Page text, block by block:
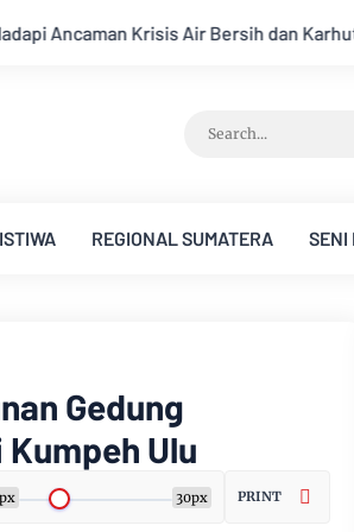
Sungai Batanghari Surut
REGIONAL SUMATERA SENI
Gedung
Ulu
30px PRINT